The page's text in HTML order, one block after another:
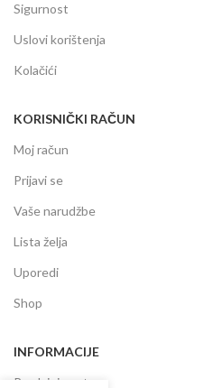
Sigurnost
Uslovi korištenja
Kolačići
KORISNIČKI RAČUN
Moj račun
Prijavi se
Vaše narudžbe
Lista želja
Uporedi
Shop
INFORMACIJE
Prodajni centar